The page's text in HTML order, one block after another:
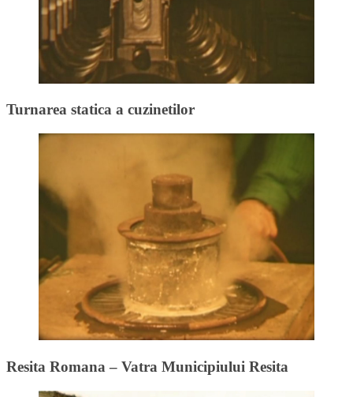
Turnarea statica a cuzinetilor
Resita Romana – Vatra Municipiului Resita